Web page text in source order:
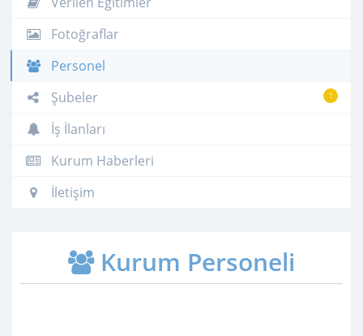
Fotoğraflar
Personel
1
Şubeler
İş İlanları
Kurum Haberleri
İletişim
Kurum Personeli